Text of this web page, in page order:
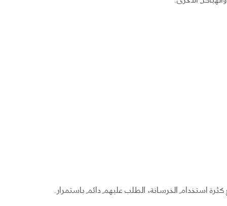
استخدام الخرسانة، الطلب عليهم دائم باستمرار.